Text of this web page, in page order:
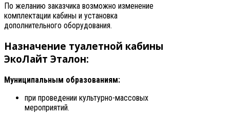
По желанию заказчика возможно изменение
комплектации кабины и установка
дополнительного оборудования.
Назначение туалетной кабины
ЭкоЛайт Эталон:
Муниципальным образованиям:
при проведении культурно-массовых
мероприятий.